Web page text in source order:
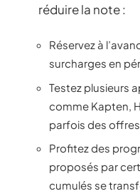
réduire la note :
Réservez à
surcharges en
Testez plusieurs
comme Kapten,
parfois des
Profitez des
proposés par
cumulés se